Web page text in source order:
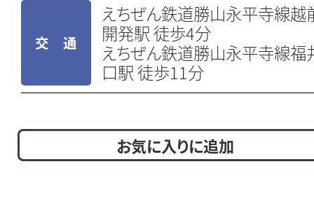
交 通
えちぜん鉄道勝山永平寺線越
開発駅 徒歩4分
えちぜん鉄道勝山永平寺線福
口駅 徒歩11分
お気に入りに追加